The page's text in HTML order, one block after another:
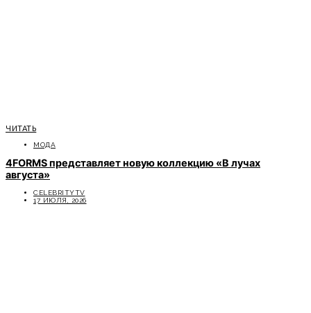
ЧИТАТЬ
МОДА
4FORMS представляет новую коллекцию «В лучах
августа»
CELEBRITYTV
17 ИЮЛЯ, 2026